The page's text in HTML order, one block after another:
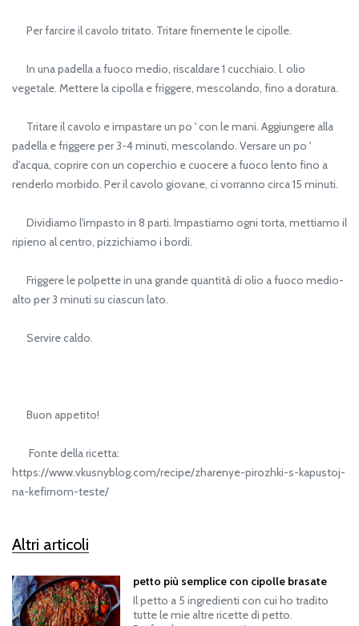
Per farcire il cavolo tritato. Tritare finemente le cipolle.
In una padella a fuoco medio, riscaldare 1 cucchiaio. l. olio
vegetale. Mettere la cipolla e friggere, mescolando, fino a doratura.
Tritare il cavolo e impastare un po ' con le mani. Aggiungere alla
padella e friggere per 3-4 minuti, mescolando. Versare un po '
d'acqua, coprire con un coperchio e cuocere a fuoco lento fino a
renderlo morbido. Per il cavolo giovane, ci vorranno circa 15 minuti.
Dividiamo l'impasto in 8 parti. Impastiamo ogni torta, mettiamo il
ripieno al centro, pizzichiamo i bordi.
Friggere le polpette in una grande quantità di olio a fuoco medio-
alto per 3 minuti su ciascun lato.
Servire caldo.
Buon appetito!
Fonte della ricetta:
https://www.vkusnyblog.com/recipe/zharenye-pirozhki-s-kapustoj-
na-kefirnom-teste/
Altri articoli
petto più semplice con cipolle brasate
Il petto a 5 ingredienti con cui ho tradito
tutte le mie altre ricette di petto.